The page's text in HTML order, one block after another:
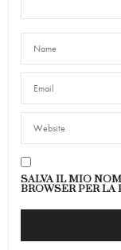
SALVA IL MIO
BROWSER PER